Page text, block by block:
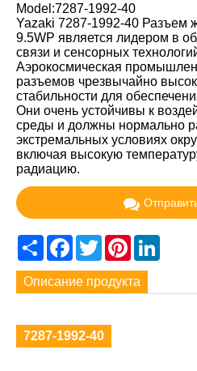
Model:7287-1992-40
Yazaki 7287-1992-40 Разъем
9.5WP является лидером в
связи и сенсорных
Аэрокосмическая
разъемов чрезвычайно
стабильности для
Они очень устойчивы к
среды и должны нормально
экстремальных условиях
включая высокую
радиацию.
ShareFacebook
TwitterPinterest
Описание продукта
7287-1992-40